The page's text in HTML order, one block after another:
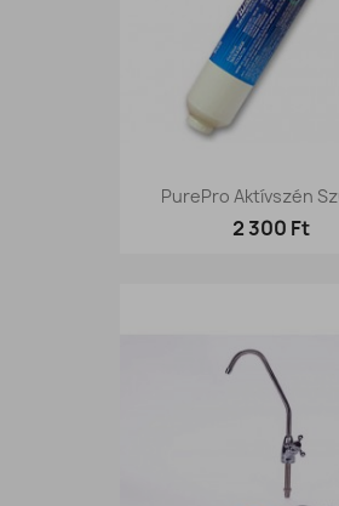
PurePro Aktívszén
2 300 Ft